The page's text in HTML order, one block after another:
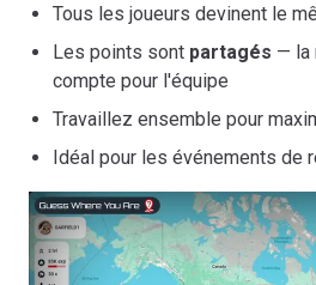
Tous les joueurs devinent le
Les points sont partagés — la
compte pour l'équipe
Travaillez ensemble pour
Idéal pour les événements de